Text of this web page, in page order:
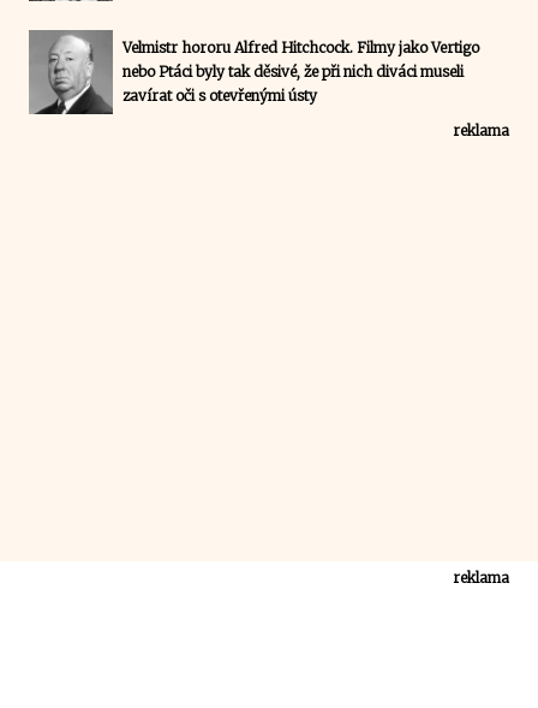
Velmistr hororu Alfred Hitchcock. Filmy jako Vertigo
nebo Ptáci byly tak děsivé, že při nich diváci museli
zavírat oči s otevřenými ústy
reklama
reklama